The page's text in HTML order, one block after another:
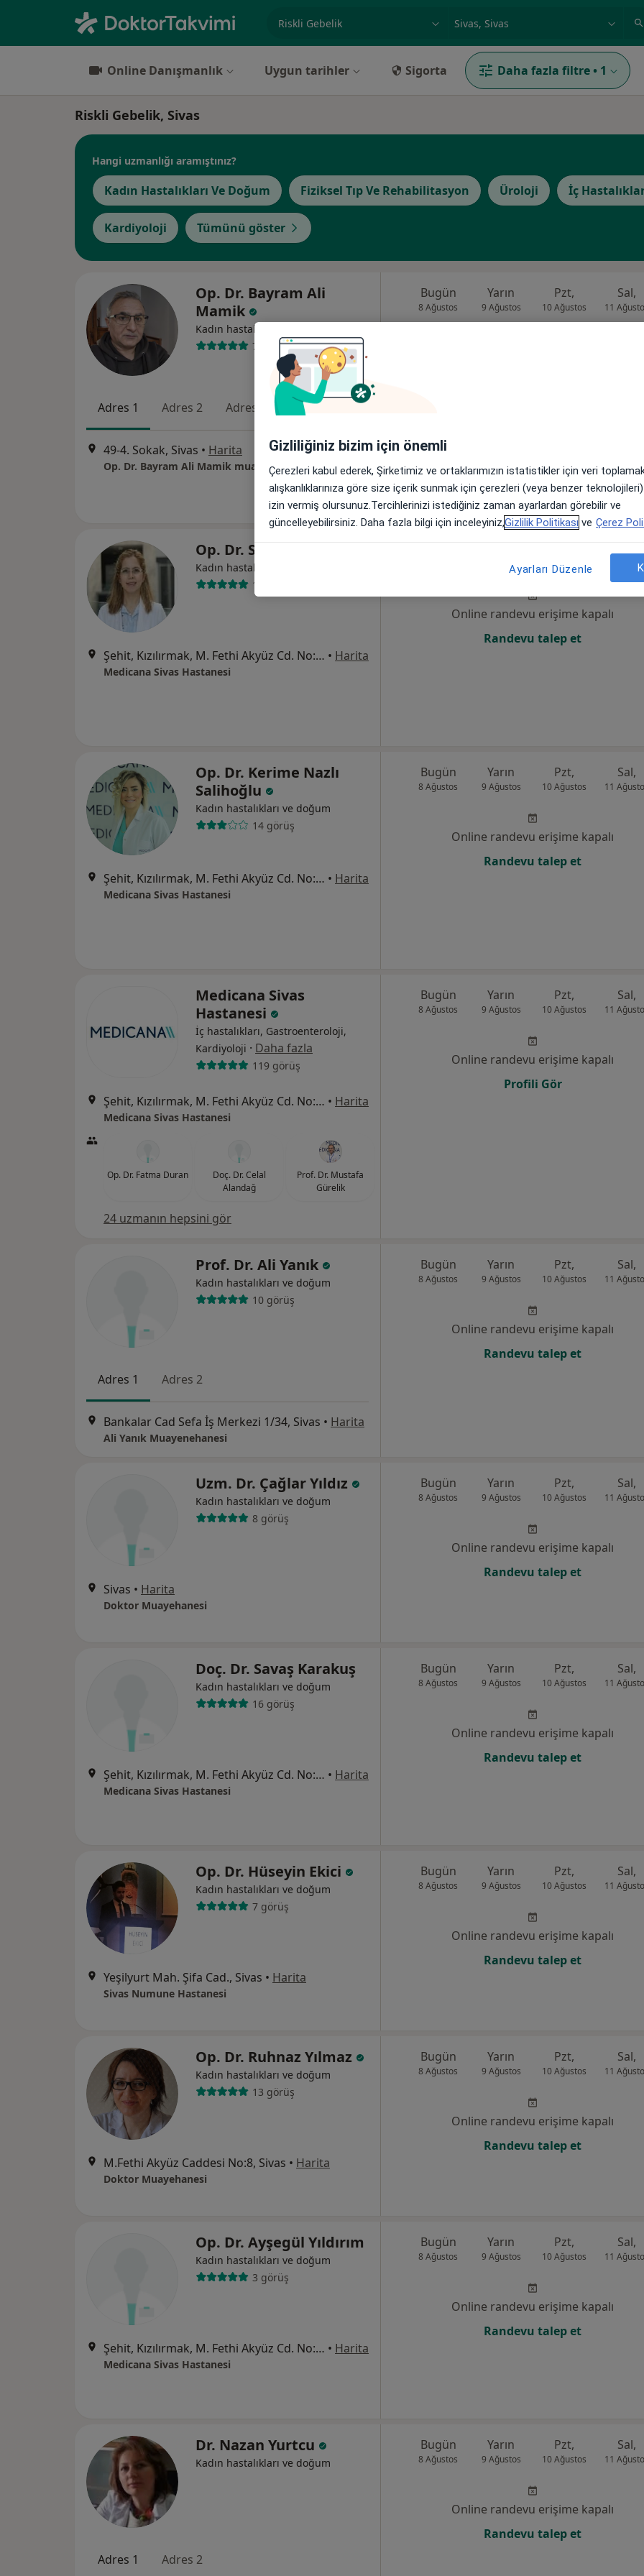
Online Danışmanlık Uygun tarihler Sigorta Daha fazla filtre • 1
Riskli Gebelik, Sivas
Hangi uzmanlığı aramıştınız?
Kadın Hastalıkları Ve Doğum Fiziksel Tıp Ve Rehabilitasyon Üroloji İç
Kardiyoloji Tümünü göster
Op. Dr. Bayram Ali
Mamik
Kadın hastalıkları ve doğum
7 görüş
Adres 1 Adres 2 Adres 3 Adres 4
49-4. Sokak, Sivas • Harita
Op. Dr. Bayram Ali Mamik muayenehanesi
Bugün
8 Ağustos
Yarın
9 Ağustos
Pzt,
10 Ağustos
Sal,
11
Op. Dr. Sultan Şalk
Kadın hastalıkları ve doğum
14 görüş
Şehit, Kızılırmak, M. Fethi Akyüz Cd. No: 8Merkez/Sivas, Sivas • Harita
Medicana Sivas Hastanesi
9 Ağustos 10 Ağustos 11
Online randevu erişime kapalı
Randevu talep et
Op. Dr. Kerime Nazlı
Salihoğlu
Kadın hastalıkları ve doğum
14 görüş
Şehit, Kızılırmak, M. Fethi Akyüz Cd. No: 8Merkez/Sivas, Sivas • Harita
Medicana Sivas Hastanesi
Bugün
8 Ağustos
Yarın
9 Ağustos
Pzt,
10 Ağustos
Sal,
11
Online randevu erişime kapalı
Randevu talep et
Medicana Sivas
Hastanesi
İç hastalıkları, Gastroenteroloji,
Kardiyoloji · Daha fazla
119 görüş
Şehit, Kızılırmak, M. Fethi Akyüz Cd. No: 8Merkez/Sivas, Sivas • Harita
Medicana Sivas Hastanesi
Op. Dr. Fatma Duran
Doç. Dr. Celal
Alandağ
Prof. Dr. Mustafa
Gürelik
24 uzmanın hepsini gör
Bugün
8 Ağustos
Yarın
9 Ağustos
Pzt,
10 Ağustos
Sal,
11
Online randevu erişime kapalı
Profili Gör
Prof. Dr. Ali Yanık
Kadın hastalıkları ve doğum
10 görüş
Adres 1 Adres 2
Bankalar Cad Sefa İş Merkezi 1/34, Sivas • Harita
Ali Yanık Muayenehanesi
Bugün
8 Ağustos
Yarın
9 Ağustos
Pzt,
10 Ağustos
Sal,
11
Online randevu erişime kapalı
Randevu talep et
Uzm. Dr. Çağlar Yıldız
Kadın hastalıkları ve doğum
8 görüş
Sivas • Harita
Doktor Muayehanesi
Bugün
8 Ağustos
Yarın
9 Ağustos
Pzt,
10 Ağustos
Sal,
11
Online randevu erişime kapalı
Randevu talep et
Doç. Dr. Savaş Karakuş
Kadın hastalıkları ve doğum
16 görüş
Şehit, Kızılırmak, M. Fethi Akyüz Cd. No: 8Merkez/Sivas, Sivas • Harita
Medicana Sivas Hastanesi
Bugün
8 Ağustos
Yarın
9 Ağustos
Pzt,
10 Ağustos
Sal,
11
Online randevu erişime kapalı
Randevu talep et
Op. Dr. Hüseyin Ekici
Kadın hastalıkları ve doğum
7 görüş
Yeşilyurt Mah. Şifa Cad., Sivas • Harita
Sivas Numune Hastanesi
Bugün
8 Ağustos
Yarın
9 Ağustos
Pzt,
10 Ağustos
Sal,
11
Online randevu erişime kapalı
Randevu talep et
Op. Dr. Ruhnaz Yılmaz
Kadın hastalıkları ve doğum
13 görüş
M.Fethi Akyüz Caddesi No:8, Sivas • Harita
Doktor Muayehanesi
Bugün
8 Ağustos
Yarın
9 Ağustos
Pzt,
10 Ağustos
Sal,
11
Online randevu erişime kapalı
Randevu talep et
Op. Dr. Ayşegül Yıldırım
Kadın hastalıkları ve doğum
3 görüş
Şehit, Kızılırmak, M. Fethi Akyüz Cd. No: 8Merkez/Sivas, Sivas • Harita
Medicana Sivas Hastanesi
Bugün
8 Ağustos
Yarın
9 Ağustos
Pzt,
10 Ağustos
Sal,
11
Online randevu erişime kapalı
Randevu talep et
Dr. Nazan Yurtcu
Kadın hastalıkları ve doğum
Adres 1 Adres 2
Bugün
8 Ağustos
Yarın
9 Ağustos
Pzt,
10 Ağustos
Sal,
11
Online randevu erişime kapalı
Randevu talep et
Gizliliğiniz bizim için önemli
Çerezleri kabul ederek, Şirketimiz ve ortaklarımızın istatistikler için veri
alışkanlıklarınıza göre size içerik sunmak için çerezleri (veya benzer
izin vermiş olursunuz.Tercihlerinizi istediğiniz zaman ayarlardan görebilir ve
güncelleyebilirsiniz. Daha fazla bilgi için inceleyiniz,Gizlilik Politikası ve Çerez
Ayarları Düzenle